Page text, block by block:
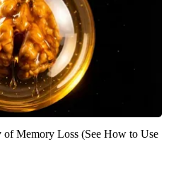
of Memory Loss (See How to Use